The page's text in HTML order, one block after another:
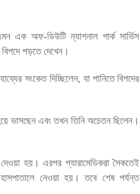
এক অফ-ডিউটি ন্যাশনাল পার্ক সার্ভিস
বিপদে পড়তে দেখেন।
সংকেত দিচ্ছিলেন, যা পানিতে বিপদের
ভাসছেন এবং তখন তিনি অচেতন ছিলেন।
হয়। এরপর প্যারামেডিকরা সৈকতেই
নেওয়া হয়। তবে শেষ পর্যন্ত